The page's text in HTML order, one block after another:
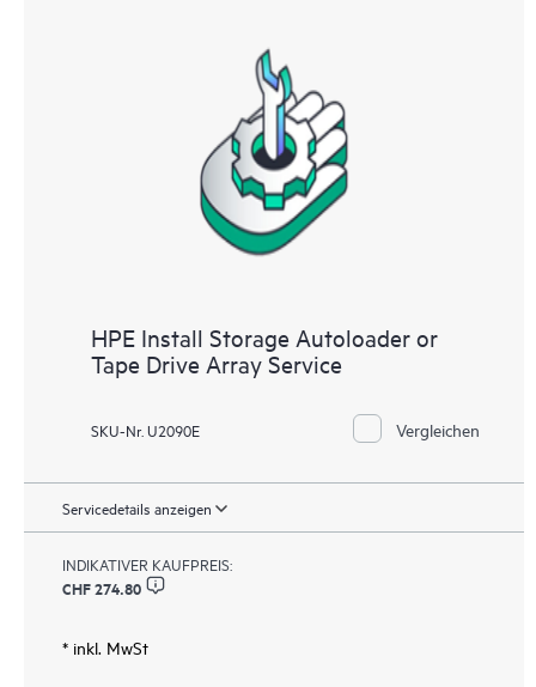
HPE Install Storage Autoloader or
Tape Drive Array Service
SKU-Nr. U2090E Vergleichen
Servicedetails anzeigen
INDIKATIVER KAUFPREIS:
CHF 274.80
* inkl. MwSt